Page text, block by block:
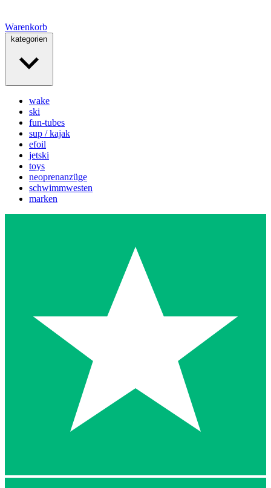
Warenkorb
kategorien
wake
ski
fun-tubes
sup / kajak
efoil
jetski
toys
neoprenanzüge
schwimmwesten
marken